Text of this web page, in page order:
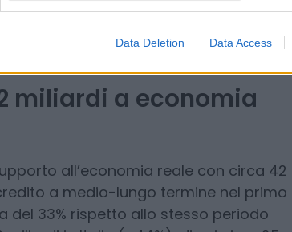
Data Deletion Data Access
che nel primo semestre di
un utile netto che è più che
periodo degli ultimi cinque anni e
diretta e risparmio amministrato
Management, Protection &
miliardi a economia